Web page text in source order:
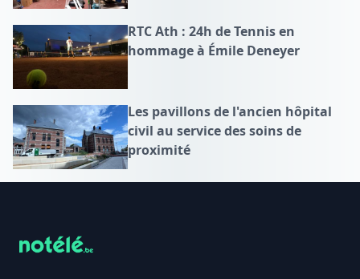
RTC Ath : 24h de Tennis en
hommage à Émile Deneyer
Les pavillons de l'ancien hôpital
civil au service des soins de
proximité